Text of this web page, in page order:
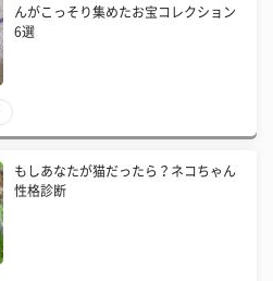
んがこっそり集めたお宝コレクション
6選
もしあなたが猫だったら？ネコちゃん
性格診断